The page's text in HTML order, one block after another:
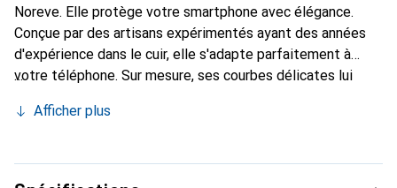
Noreve. Elle protège votre smartphone avec élégance.
Conçue par des artisans expérimentés ayant des années
d'expérience dans le cuir, elle s'adapte parfaitement à
votre téléphone. Sur mesure, ses courbes délicates lui
l'accessoire chic et indispensable pour votre smartphone.
haute qualité, la marque Noreve est un choix fiable pour
une clientèle exigeante.
Afficher plus